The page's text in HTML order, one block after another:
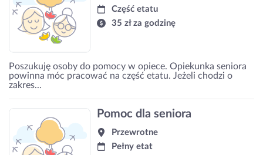
Część etatu
35 zł za godzinę
Poszukuję osoby do pomocy w opiece. Opiekunka seniora
powinna móc pracować na część etatu. Jeżeli chodzi o
zakres...
Pomoc dla seniora
Przewrotne
Pełny etat